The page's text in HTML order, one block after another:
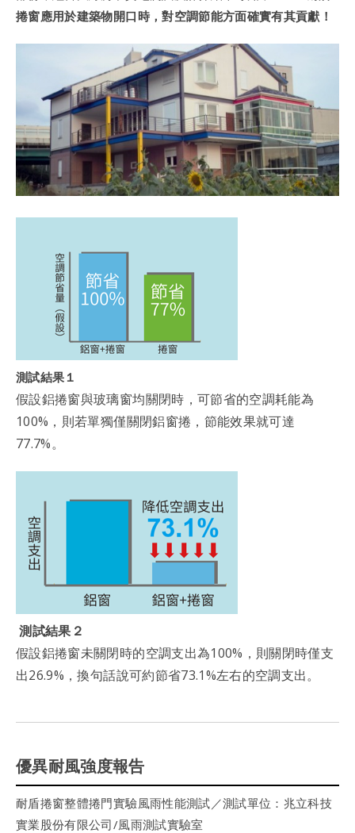
捲窗應用於建築物開口時，對空調節能方面確實有其貢獻！
測試結果１
假設鋁捲窗與玻璃窗均關閉時，可節省的空調耗能為
100%，則若單獨僅關閉鋁窗捲，節能效果就可達
77.7%。
測試結果２
假設鋁捲窗未關閉時的空調支出為100%，則關閉時僅支
出26.9%，換句話說可約節省73.1%左右的空調支出。
優異耐風強度報告
耐盾捲窗整體捲門實驗風雨性能測試／測試單位：兆立科技
實業股份有限公司/風雨測試實驗室